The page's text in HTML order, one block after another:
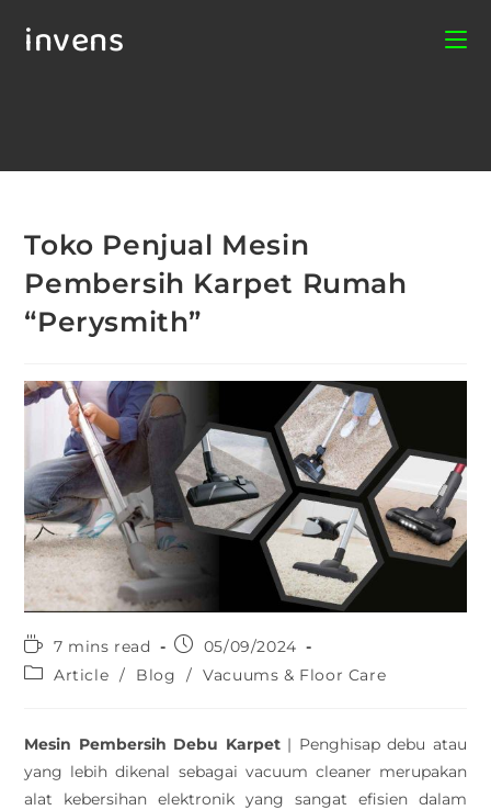
invens
Toko Penjual Mesin
Pembersih Karpet Rumah
“Perysmith”
7 mins read
05/09/2024
Article / Blog / Vacuums & Floor Care
Mesin Pembersih Debu Karpet| Penghisap debu atau
yang lebih dikenal sebagai vacuum cleaner merupakan
alat kebersihan elektronik yang sangat efisien dalam